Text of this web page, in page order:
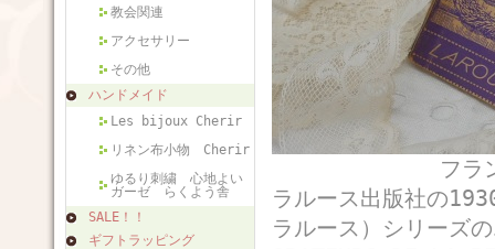
教会関連
アクセサリー
その他
ハンドメイド
Les bijoux Cherir
リネン布小物 Cherir
ゆるり刺繍 心地よい
ガーゼ らくよう舎
SALE！！
ギフトラッピング
フランスから届
ラルース出版社の
ラルース）シリーズ